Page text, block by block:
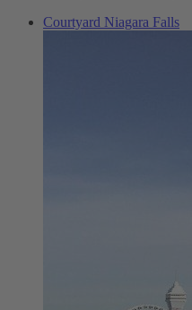
Courtyard Niagara Falls